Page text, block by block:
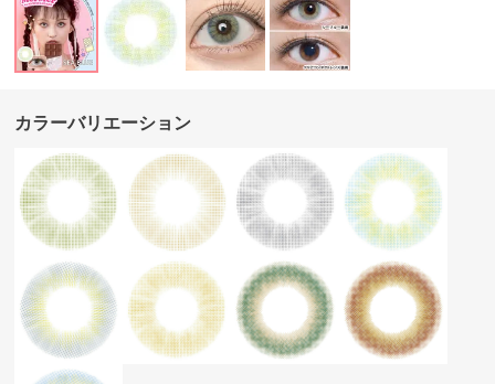
カラーバリエーション